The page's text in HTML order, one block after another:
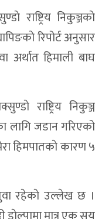
राष्ट्रिय निकुञ्जकाे
रिपोर्ट अनुसार
अर्थात हिमाली बाघ
राष्ट्रिय निकुञ्ज
लागि जडान गरिएको
हिमपातकाे कारण ५
रहेकाे उल्लेख छ ।